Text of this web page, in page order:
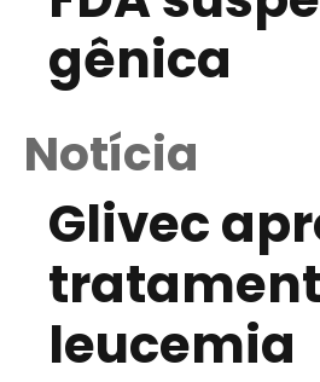
gênica
Notícia
Glivec
leucemia